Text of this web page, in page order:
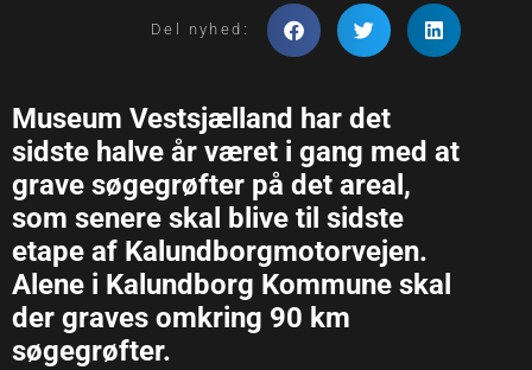
Del nyhed:
Museum Vestsjælland har det
sidste halve år været i gang med at
grave søgegrøfter på det areal,
som senere skal blive til sidste
etape af Kalundborgmotorvejen.
Alene i Kalundborg Kommune skal
der graves omkring 90 km
søgegrøfter.